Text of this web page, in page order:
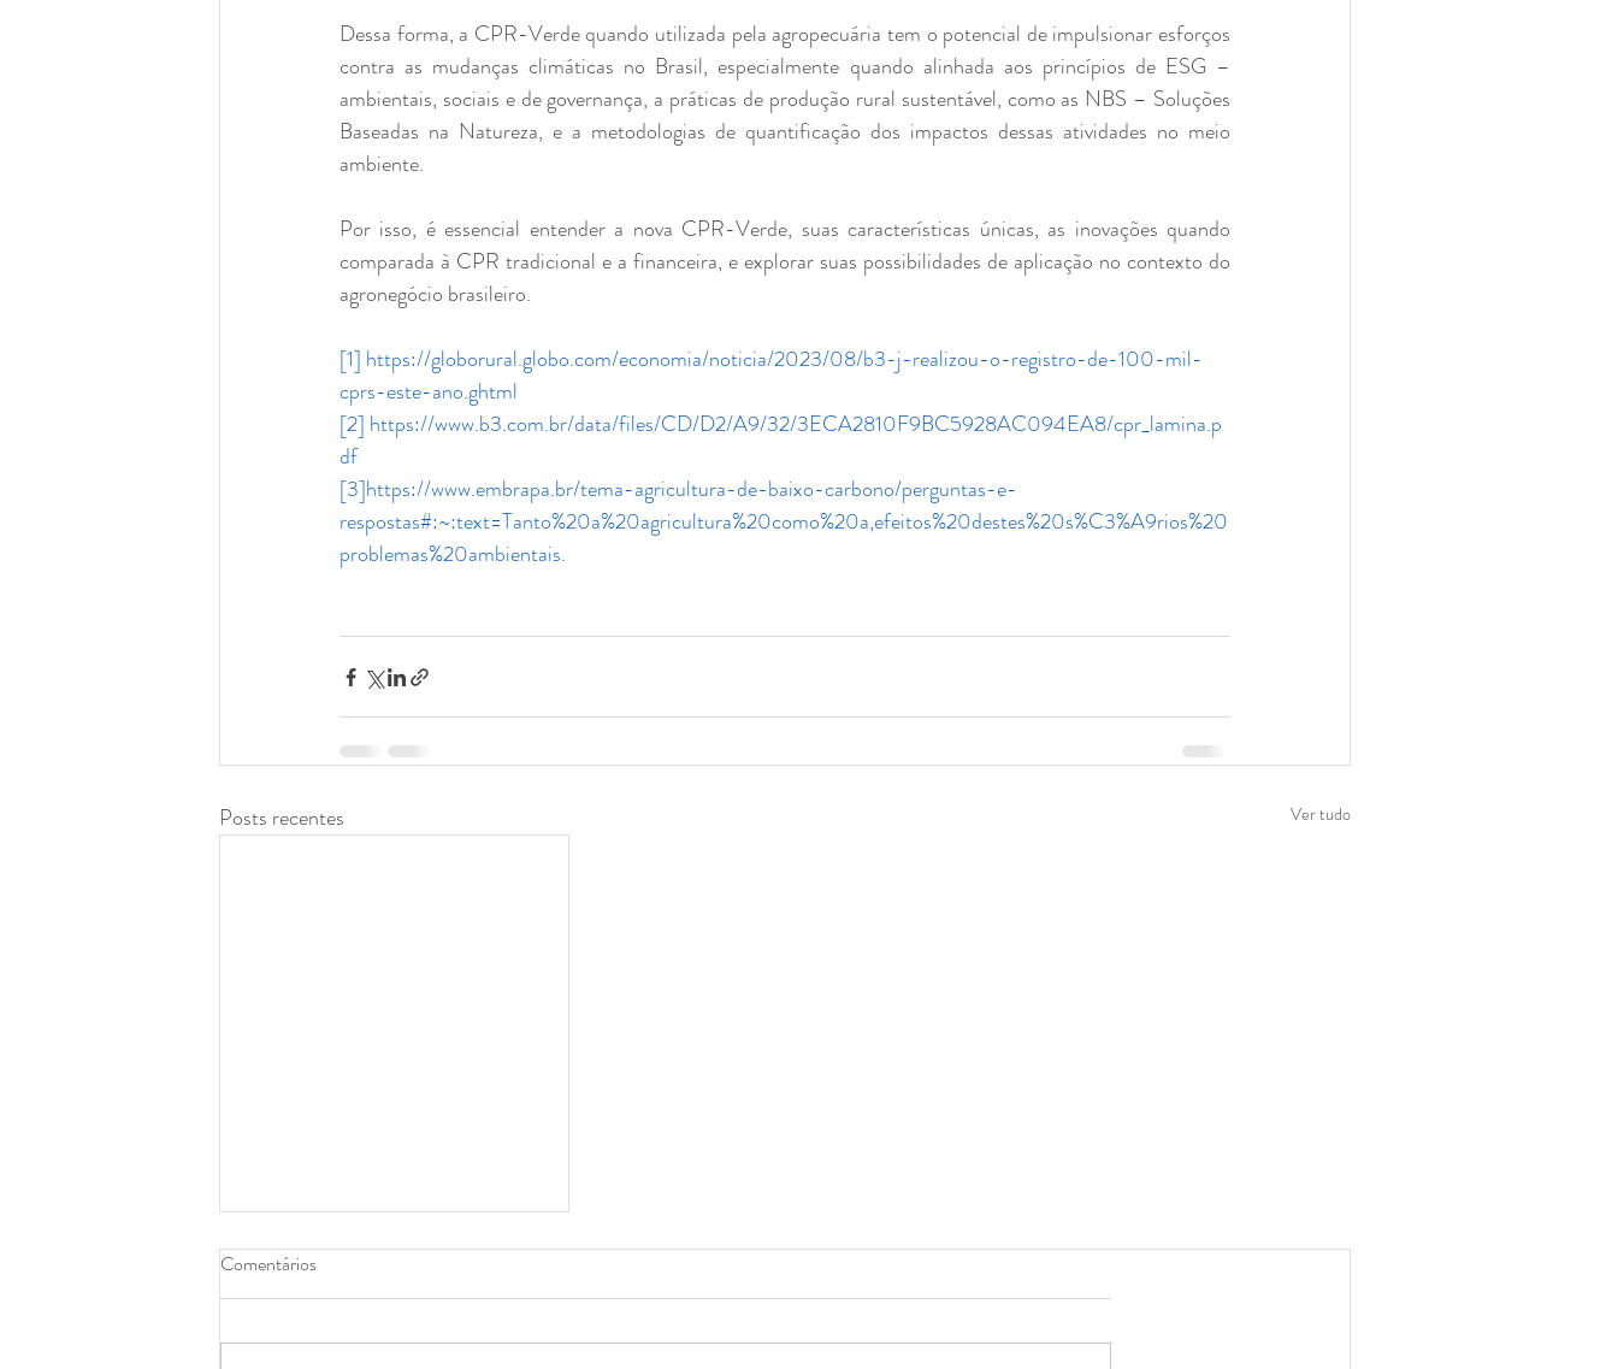
Dessa forma, a CPR-Verde quando utilizada pela agropecuária tem o potencial de impulsionar esforços
contra as mudanças climáticas no Brasil, especialmente quando alinhada aos princípios de ESG –
ambientais, sociais e de governança, a práticas de produção rural sustentável, como as NBS – Soluções
Baseadas na Natureza, e a metodologias de quantificação dos impactos dessas atividades no meio
ambiente.
Por isso, é essencial entender a nova CPR-Verde, suas características únicas, as inovações quando
comparada à CPR tradicional e a financeira, e explorar suas possibilidades de aplicação no contexto do
agronegócio brasileiro.
[1] https://globorural.globo.com/economia/noticia/2023/08/b3-j-realizou-o-registro-de-100-mil-
cprs-este-ano.ghtml
[2] https://www.b3.com.br/data/files/CD/D2/A9/32/3ECA2810F9BC5928AC094EA8/cpr_lamina.p
df
[3]https://www.embrapa.br/tema-agricultura-de-baixo-carbono/perguntas-e-
respostas#:~:text=Tanto%20a%20agricultura%20como%20a,efeitos%20destes%20s%C3%A9rios%20
problemas%20ambientais.
Posts recentes Ver tudo
Comentários